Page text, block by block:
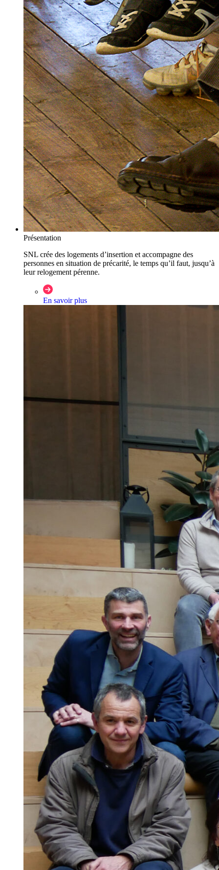
Présentation
SNL crée des logements d’insertion et accompagne des
personnes en situation de précarité, le temps qu’il faut, jusqu’à
leur relogement pérenne.
En savoir plus